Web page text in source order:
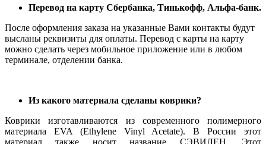
Перевод на карту Сбербанка, Тинькофф, Альфа-банк.
После оформления заказа на указанные Вами контакты будут
высланы реквизиты для оплаты. Перевод с карты на карту
можно сделать через мобильное приложение или в любом
терминале, отделении банка.
Из какого материала сделаны коврики?
Коврики изготавливаются из современного полимерного
материала EVA (Ethylene Vinyl Acetate). В России этот
материал также носит название СЭВИЛЕН. Этот